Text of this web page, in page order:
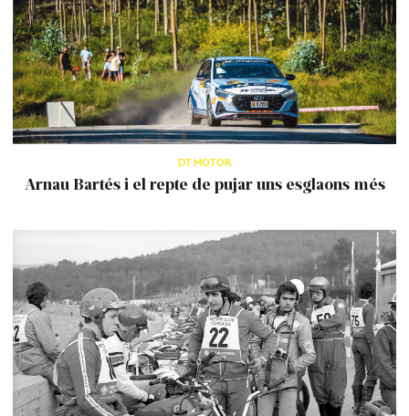
DT MOTOR
Arnau Bartés i el repte de pujar uns esglaons més